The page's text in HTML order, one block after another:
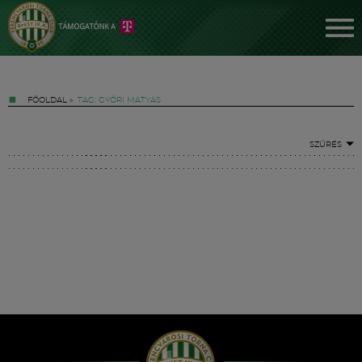
FŐOLDAL » TAG: GYŐRI MÁTYÁS
SZŰRÉS
Hírek